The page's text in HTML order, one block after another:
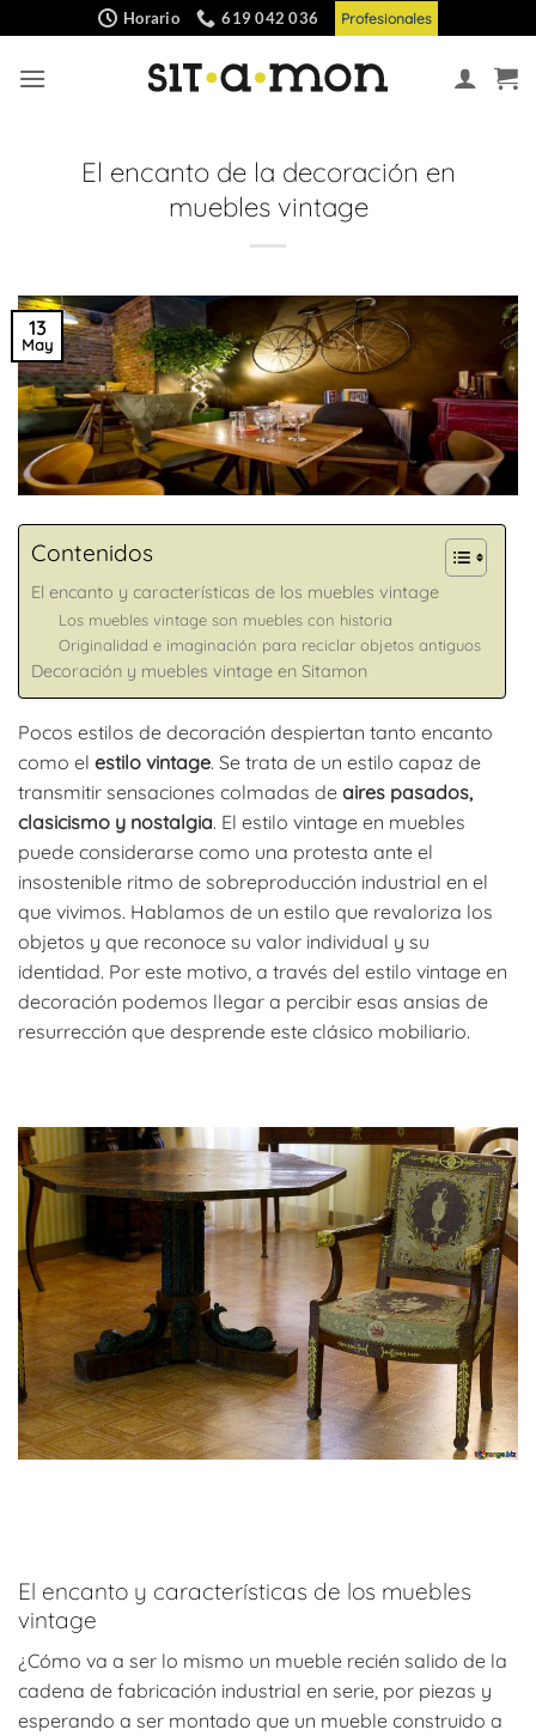
al
contenido
Horario 619 042 036 Profesionales
El encanto de la decoración en
muebles vintage
13
May
Contenidos
El encanto y características de los muebles vintage
Los muebles vintage son muebles con historia
Originalidad e imaginación para reciclar objetos antiguos
Decoración y muebles vintage en Sitamon
Pocos estilos de decoración despiertan tanto encanto
como el estilo vintage. Se trata de un estilo capaz de
transmitir sensaciones colmadas de aires pasados,
clasicismo y nostalgia. El estilo vintage en muebles
puede considerarse como una protesta ante el
insostenible ritmo de sobreproducción industrial en el
que vivimos. Hablamos de un estilo que revaloriza los
objetos y que reconoce su valor individual y su
identidad. Por este motivo, a través del estilo vintage en
decoración podemos llegar a percibir esas ansias de
resurrección que desprende este clásico mobiliario.
El encanto y características de los muebles
vintage
¿Cómo va a ser lo mismo un mueble recién salido de la
cadena de fabricación industrial en serie, por piezas y
esperando a ser montado que un mueble construido a